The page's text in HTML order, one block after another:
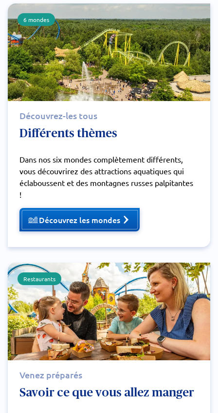
6 mondes
Découvrez-les tous
Différents thèmes
Dans nos six mondes complètement différents,
vous découvrirez des attractions aquatiques qui
éclaboussent et des montagnes russes palpitantes
!
Découvrez les mondes
Restaurants
Venez préparés
Savoir ce que vous allez manger